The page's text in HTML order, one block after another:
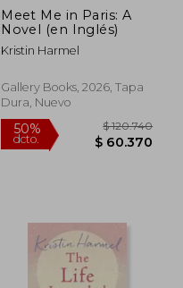
50%
dcto.
Meet Me in Paris: A
Novel (en Inglés)
Kristin Harmel
Gallery Books, 2026, Tapa
Dura, Nuevo